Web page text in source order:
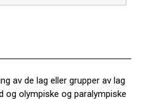
av de lag eller grupper av lag
olympiske og paralympiske